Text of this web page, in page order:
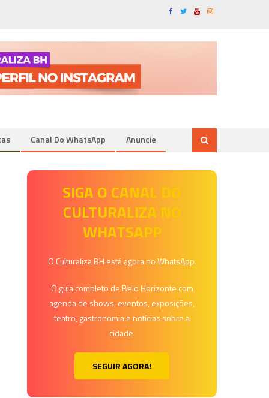
Canal Do WhatsApp Anuncie
SIGA O CANAL DO
CULTURALIZA NO
WHATSAPP
O Culturaliza BH está agora no WhatsApp.
O guia completo de Belo Horizonte com
agenda de shows, eventos, exposições,
teatro, gastronomia e notícias sobre a
cidade.
SEGUIR AGORA!